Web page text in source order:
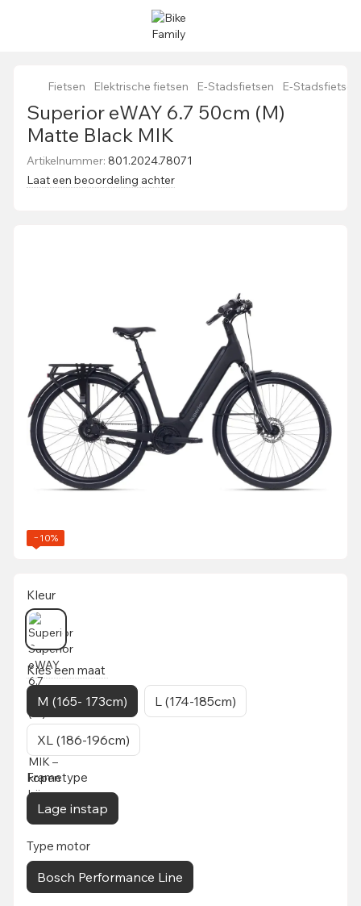
Fietsen Elektrische fietsen E-Stadsfietsen E-
Superior eWAY 6.7 50cm (M)
Matte Black MIK
Artikelnummer: 801.2024.78071
Laat een beoordeling achter
−10%
Kleur
Kies een maat
M (165- 173cm) L (174-185cm)
XL (186-196cm)
Frametype
Lage instap
Type motor
Bosch Performance Line